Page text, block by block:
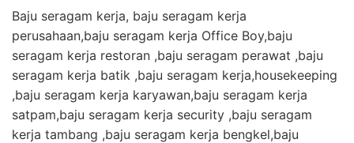
Baju seragam kerja, baju seragam kerja
perusahaan,baju seragam kerja Office Boy,baju
seragam kerja restoran ,baju seragam perawat ,baju
seragam kerja batik ,baju seragam kerja,housekeeping
,baju seragam kerja karyawan,baju seragam kerja
satpam,baju seragam kerja security ,baju seragam
kerja tambang ,baju seragam kerja bengkel,baju